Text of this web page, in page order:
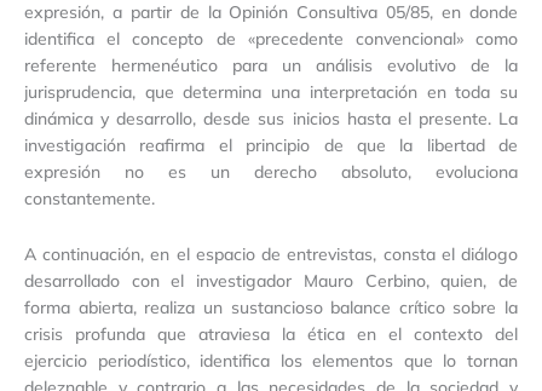
expresión, a partir de la Opinión Consultiva 05/85, en donde
identifica el concepto de «precedente convencional» como
referente hermenéutico para un análisis evolutivo de la
jurisprudencia, que determina una interpretación en toda su
dinámica y desarrollo, desde sus inicios hasta el presente. La
investigación reafirma el principio de que la libertad de
expresión no es un derecho absoluto, evoluciona
constantemente.
A continuación, en el espacio de entrevistas, consta el diálogo
desarrollado con el investigador Mauro Cerbino, quien, de
forma abierta, realiza un sustancioso balance crítico sobre la
crisis profunda que atraviesa la ética en el contexto del
ejercicio periodístico, identifica los elementos que lo tornan
deleznable y contrario a las necesidades de la sociedad y